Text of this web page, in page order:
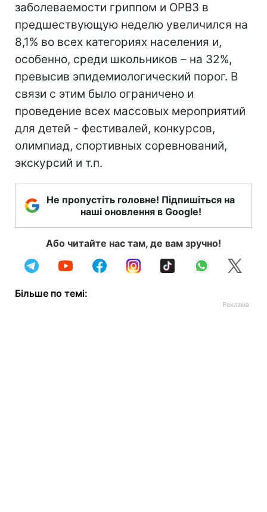
заболеваемости гриппом и ОРВЗ в
предшествующую неделю увеличился на
8,1% во всех категориях населения и,
особенно, среди школьников – на 32%,
превысив эпидемиологический порог. В
связи с этим было ограничено и
проведение всех массовых мероприятий
для детей - фестивалей, конкурсов,
олимпиад, спортивных соревнований,
экскурсий и т.п.
Не пропустіть головне! Підпишіться на
наші оновлення в Google!
Або читайте нас там, де вам зручно!
Більше по темі: